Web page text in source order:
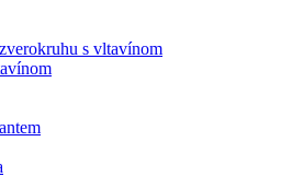
s vltavínom